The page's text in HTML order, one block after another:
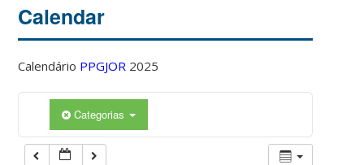
Calendar
Calendário PPGJOR 2025
Categorias
04:00
05:00